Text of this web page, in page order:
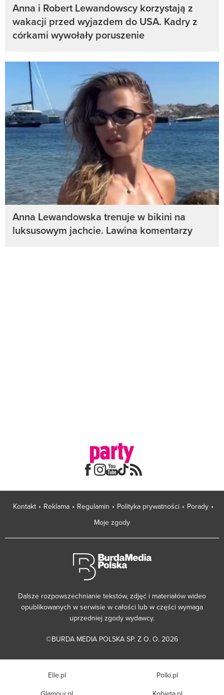
Anna i Robert Lewandowscy korzystają z
wakacji przed wyjazdem do USA. Kadry z
córkami wywołały poruszenie
Anna Lewandowska trenuje w bikini na
luksusowym jachcie. Lawina komentarzy
Kontakt Reklama Regulamin Polityka prywatności
Porady
Moje zgody
Dalsze rozpowszechnianie tekstów, zdjęć i materiałów wideo
opublikowanych w serwisie w całości lub w części wymaga
uprzedniej zgody wydawcy.
©BURDA MEDIA POLSKA SP. Z O. O. 2026
Elle.pl
Polki.pl